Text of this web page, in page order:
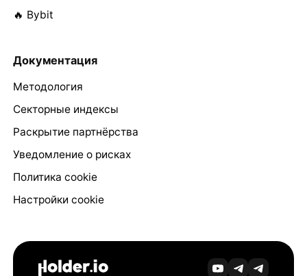
🔥 Bybit
Документация
Методология
Секторные индексы
Раскрытие партнёрства
Уведомление о рисках
Политика cookie
Настройки cookie